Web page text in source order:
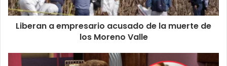
Liberan a empresario acusado de la muerte de
los Moreno Valle